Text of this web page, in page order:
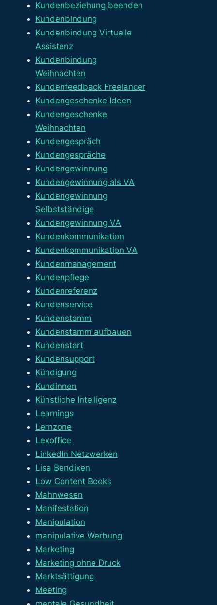
Kundenbeziehung beenden
Kundenbindung
Kundenbindung Virtuelle
Assistenz
Kundenbindung
Weihnachten
Kundenfeedback Freelancer
Kundengeschenke Ideen
Kundengeschenke
Weihnachten
Kundengespräch
Kundengespräche
Kundengewinnung
Kundengewinnung als VA
Kundengewinnung
Selbstständige
Kundengewinnung VA
Kundenkommunikation
Kundenkommunikation VA
Kundenmanagement
Kundenpflege
Kundenreferenz
Kundenservice
Kundenstamm
Kundenstamm aufbauen
Kundenstart
Kundensupport
Kündigung
Kundinnen
Künstliche Intelligenz
Learnings
Lernzone
Lexoffice
LinkedIn Netzwerken
Lisa Bendixen
Low Content Books
Mahnwesen
Manifestation
Manipulation
manipulative Werbung
Marketing
Marketing ohne Druck
Marktsättigung
Meeting